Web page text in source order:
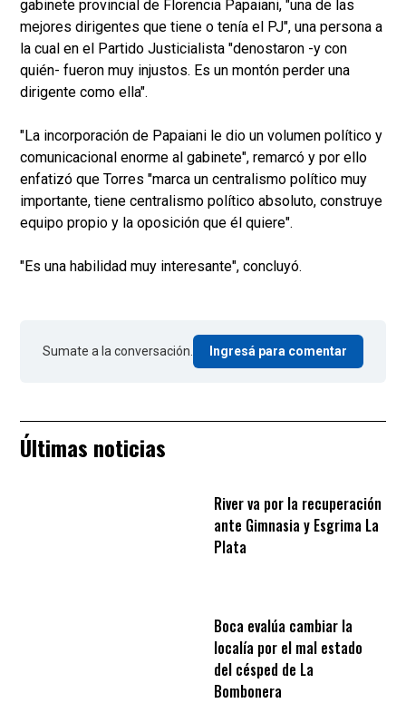
gabinete provincial de Florencia Papaiani, "una de las
mejores dirigentes que tiene o tenía el PJ", una persona a
la cual en el Partido Justicialista "denostaron -y con
quién- fueron muy injustos. Es un montón perder una
dirigente como ella".
"La incorporación de Papaiani le dio un volumen político y
comunicacional enorme al gabinete", remarcó y por ello
enfatizó que Torres "marca un centralismo político muy
importante, tiene centralismo político absoluto, construye
equipo propio y la oposición que él quiere".
"Es una habilidad muy interesante", concluyó.
Sumate a la conversación. Ingresá para comentar
Últimas noticias
River va por la recuperación
ante Gimnasia y Esgrima La
Plata
Boca evalúa cambiar la
localía por el mal estado
del césped de La
Bombonera